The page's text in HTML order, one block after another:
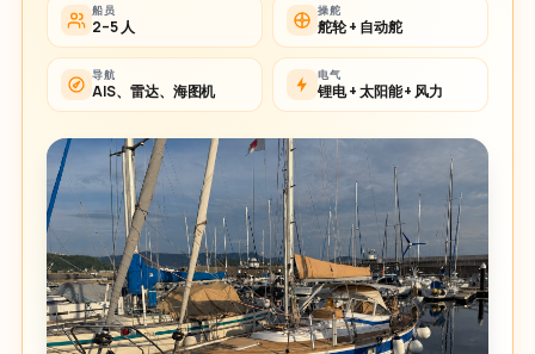
船员
2–5 人
操舵
舵轮 + 自动舵
导航
AIS、雷达、海图机
电气
锂电 + 太阳能 + 风力